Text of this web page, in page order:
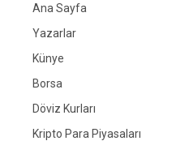
Ana Sayfa
Yazarlar
Künye
Borsa
Döviz Kurları
Kripto Para Piyasaları